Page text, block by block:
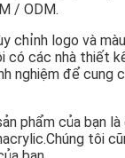
/ ODM.
chỉnh logo và
có các nhà thiết
nghiệm để cung
phẩm của bạn là
tôi